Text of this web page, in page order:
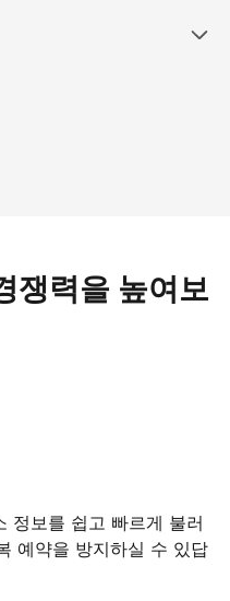
쟁력을 높여보
정보를 쉽고 빠르게 불러
예약을 방지하실 수 있답